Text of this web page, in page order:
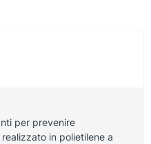
per prevenire
in polietilene a